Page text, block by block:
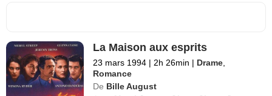
La Maison aux esprits
23 mars 1994 | 2h 26min | Drame
Romance
De Bille August